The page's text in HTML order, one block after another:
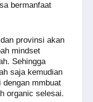
bermanfaat
provinsi akan
mindset
Sehingga
saja kemudian
dengan mmbuat
organic selesai.